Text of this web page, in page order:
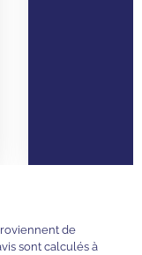
de
sont calculés à